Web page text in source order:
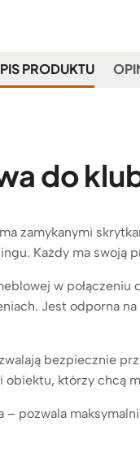
PRODUKTU
do
zamykanymi
Każdy ma swoją
w
Jest odporna
bezpiecznie
obiektu, którzy chcą
– pozwala